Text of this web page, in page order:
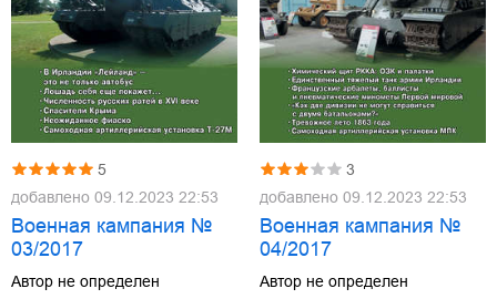
5
добавлено 09.12.2023 22:53
Военная кампания №
03/2017
Автор не определен
3
добавлено 09.12.2023 22:53
Военная кампания №
04/2017
Автор не определен